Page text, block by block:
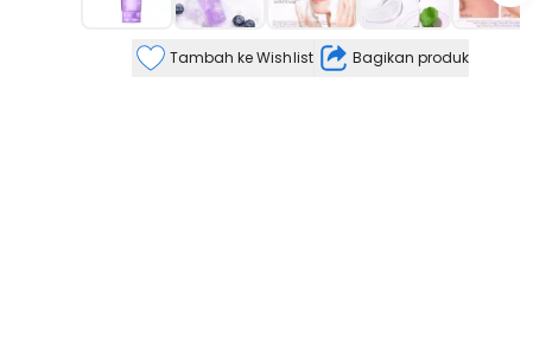
Tambah ke Wishlist Bagikan produk